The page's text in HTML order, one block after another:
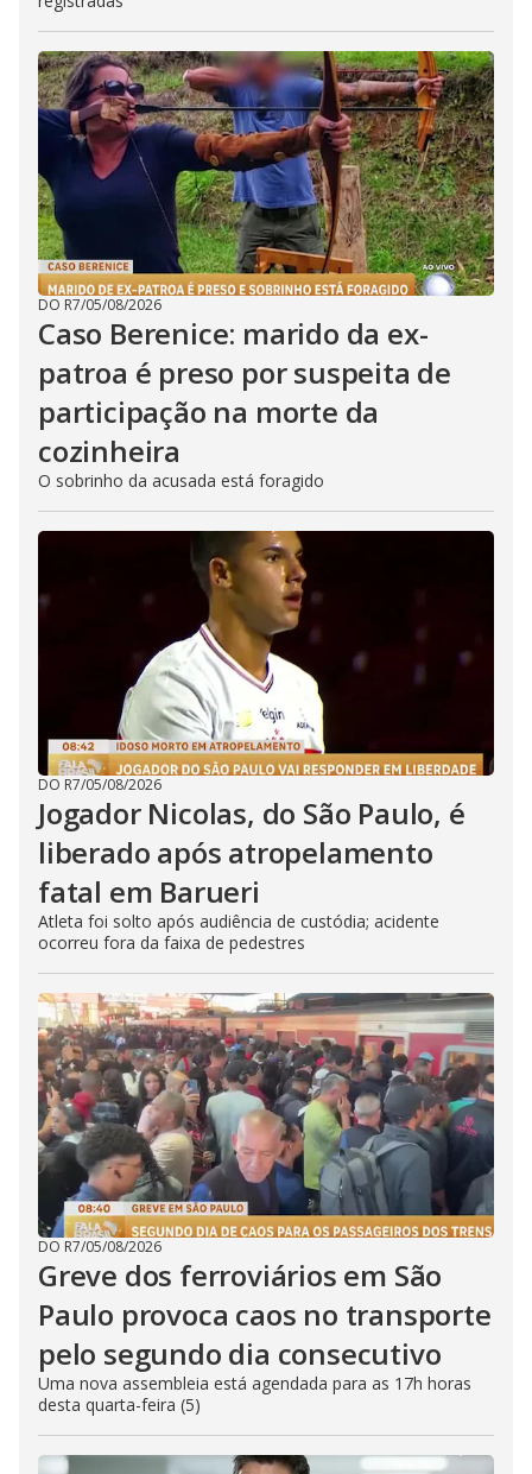
DO R7/05/08/2026
Caso Berenice: marido da ex-
patroa é preso por suspeita de
participação na morte da
cozinheira
O sobrinho da acusada está foragido
DO R7/05/08/2026
Jogador Nicolas, do São Paulo, é
liberado após atropelamento
fatal em Barueri
Atleta foi solto após audiência de custódia; acidente
ocorreu fora da faixa de pedestres
DO R7/05/08/2026
Greve dos ferroviários em São
Paulo provoca caos no transporte
pelo segundo dia consecutivo
Uma nova assembleia está agendada para as 17h horas
desta quarta-feira (5)